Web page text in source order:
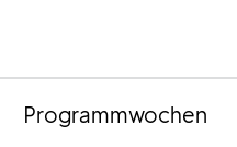
Programmwochen